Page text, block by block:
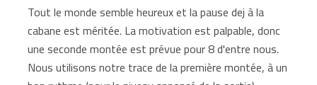
Tout le monde semble heureux et la pause dej à la
cabane est méritée. La motivation est palpable, donc
une seconde montée est prévue pour 8 d'entre nous.
Nous utilisons notre trace de la première montée, à un